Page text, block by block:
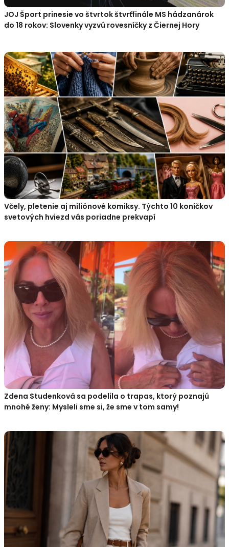
JOJ Šport prinesie vo štvrtok štvrťfinále MS hádzanárok
do 18 rokov: Slovenky vyzvú rovesníčky z Čiernej Hory
Včely, pletenie aj miliónové komiksy. Týchto 10 koníčkov
svetových hviezd vás poriadne prekvapí
Zdena Studenková sa podelila o trapas, ktorý poznajú
mnohé ženy: Mysleli sme si, že sme v tom samy!